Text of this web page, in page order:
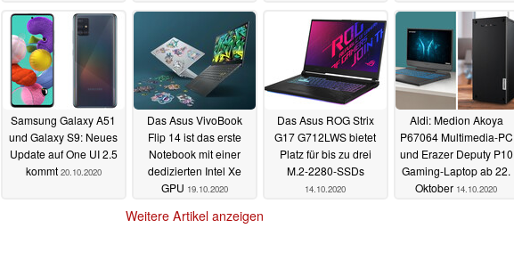
21.10.2020
Samsung Galaxy A51
und Galaxy S9: Neues
Update auf One UI 2.5
kommt 20.10.2020
Das Asus VivoBook
Flip 14 ist das erste
Notebook mit einer
dedizierten Intel Xe
GPU 19.10.2020
Das Asus ROG Strix
G17 G712LWS bietet
Platz für bis zu drei
M.2-2280-SSDs
14.10.2020
Aldi: Medion Akoya
P67064 Multimedia-PC
und Erazer Deputy P10
Gaming-Laptop ab 22.
Oktober 14.10.2020
Weitere Artikel anzeigen